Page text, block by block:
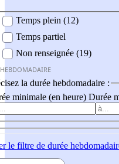
Temps plein (12)
Temps partiel
Non renseignée (19)
la durée hebdomadaire :
minimale (en heure) Durée
le filtre de durée